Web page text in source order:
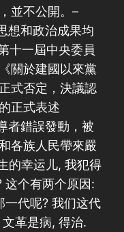
並不公開。–
想和政治成果均
十一屆中央委員
關於建國以來黨
式否定，決議認
正式表述
者錯誤發動，被
各族人民帶來嚴
的幸运儿, 我犯得
这个有两个原因:
一代呢? 我们这代
革是病, 得治.